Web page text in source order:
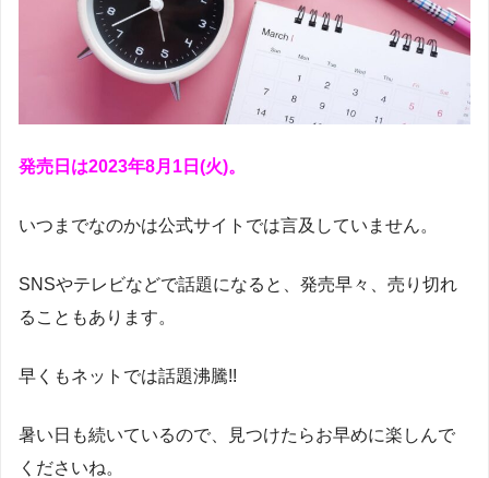
発売日は2023年8月1日(火)。
いつまでなのかは公式サイトでは言及していません。
SNSやテレビなどで話題になると、発売早々、売り切れ
ることもあります。
早くもネットでは話題沸騰!!
暑い日も続いているので、見つけたらお早めに楽しんで
くださいね。